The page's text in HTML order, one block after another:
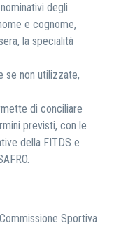
degli
e cognome,
la specialità
se non utilizzate,
di conciliare
previsti, con le
della FITDS e
Sportiva